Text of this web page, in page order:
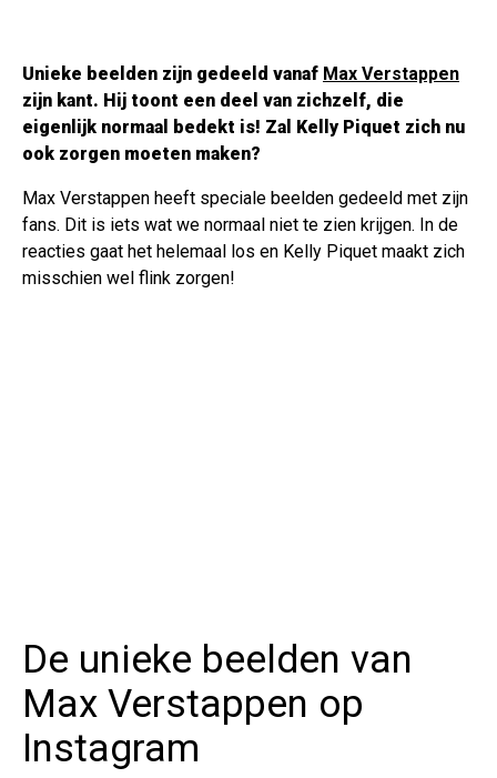
Unieke beelden zijn gedeeld vanaf Max Verstappen
zijn kant. Hij toont een deel van zichzelf, die
eigenlijk normaal bedekt is! Zal Kelly Piquet zich nu
ook zorgen moeten maken?
Max Verstappen heeft speciale beelden gedeeld met zijn
fans. Dit is iets wat we normaal niet te zien krijgen. In de
reacties gaat het helemaal los en Kelly Piquet maakt zich
misschien wel flink zorgen!
De unieke beelden van
Max Verstappen op
Instagram